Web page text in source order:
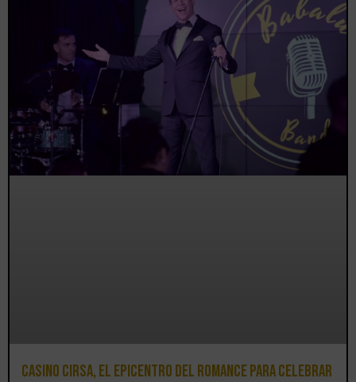
Casino CIRSA, el epicentro del romance para celebrar